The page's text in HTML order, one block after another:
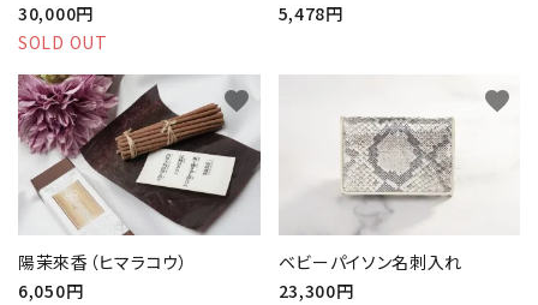
30,000円
SOLD OUT
5,478円
陽茉來香（ヒマラコウ）
6,050円
favorite
ベビーパイソン名刺入れ
23,300円
favorite